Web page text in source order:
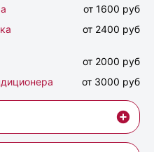
от 1600 руб
от 2400 руб
от 2000 руб
от 3000 руб